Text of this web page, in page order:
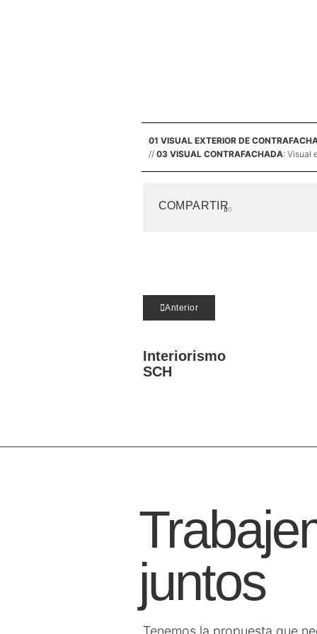
01 VISUAL EXTERIOR DE
// 03 VISUAL CONTRAFACHADA: Visual
COMPARTIR
Anterior
Interiorismo
SCH
juntos
Tenemos la propuesta que